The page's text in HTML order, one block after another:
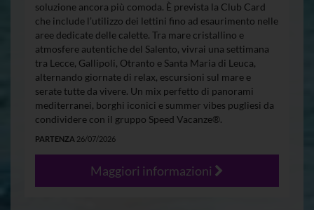
soluzione ancora più comoda. È prevista la Club Card
che include l’utilizzo dei lettini fino ad esaurimento nelle
aree dedicate delle calette. Tra mare cristallino e
atmosfere autentiche del Salento, vivrai una settimana
tra Lecce, Gallipoli, Otranto e Santa Maria di Leuca,
alternando giornate di relax, escursioni sul mare e
serate tutte da vivere. Un mix perfetto di panorami
mediterranei, borghi iconici e summer vibes pugliesi da
condividere con il gruppo Speed Vacanze®.
PARTENZA 26/07/2026
Maggiori informazioni